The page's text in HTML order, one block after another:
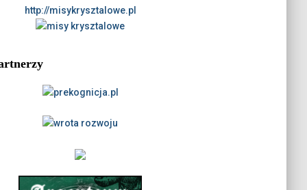
http://misykrysztalowe.pl